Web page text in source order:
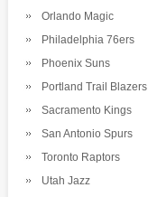
Orlando Magic
Philadelphia 76ers
Phoenix Suns
Portland Trail Blazers
Sacramento Kings
San Antonio Spurs
Toronto Raptors
Utah Jazz